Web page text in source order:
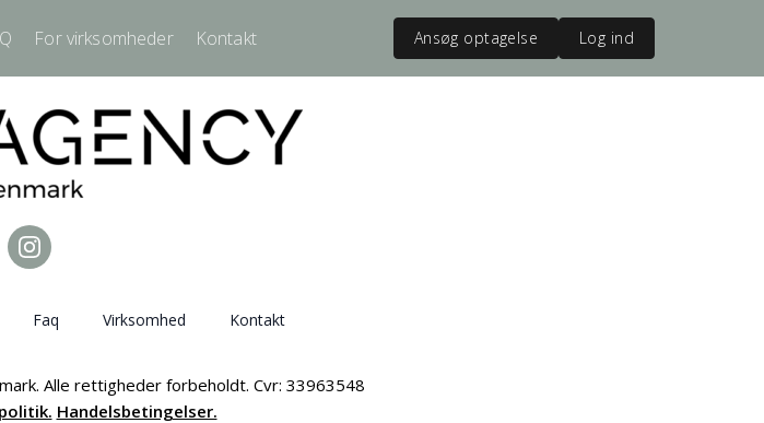
For virksomheder Kontakt Ansøg optagelse Log ind
Faq Virksomhed Kontakt
Alle rettigheder forbeholdt. Cvr: 33963548
Handelsbetingelser.